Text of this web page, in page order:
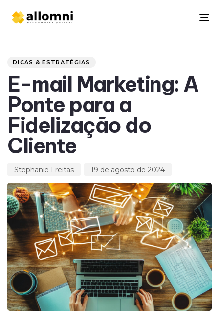
DICAS & ESTRATÉGIAS
E-mail Marketing: A
Ponte para a
Fidelização do
Cliente
Stephanie Freitas 19 de agosto de 2024